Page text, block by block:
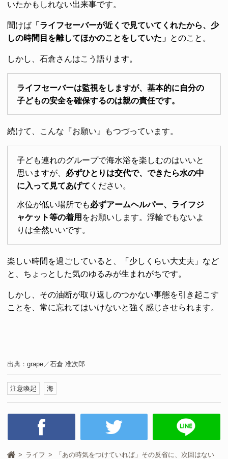
いたかもしれない出来事です。
聞けば 「ライフセーバーが近くで見ていてくれたから、少
しの時間目を離してほかのことをしていた」 とのこと。
しかし、石倉さんはこう語ります。
ライフセーバーは監視をしますが、基本的に自分の
子どもの安全を確保するのは親の責任です。
続けて、こんな『お願い』もつづっています。
子ども連れのグループで海水浴を楽しむのはいいと
思いますが、 必ずひとりは交代で、できたら水の中
に入って見てあげて ください。
水位が低い場所でも必ずアームヘルパー、ライフジ
ャケット等の着用 をお願いします。浮輪でもないよ
りは全然いいです。
楽しい時間を過ごしていると、「少しくらい大丈夫」など
と、ちょっとした気のゆるみが生まれがちです。
しかし、その油断が取り返しのつかない事態を引き起こす
ことを、常に忘れてはいけないと強く感じさせられます。
出典： grape ／石倉 准次郎
注意喚起 海
ライフ
「あの時気をつけていれば」その反省に、次回はない